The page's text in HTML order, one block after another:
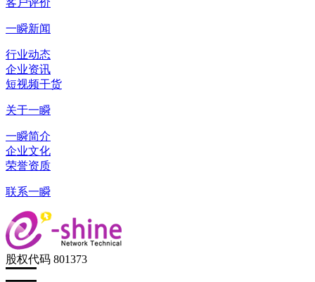
客户评价
一瞬新闻
行业动态
企业资讯
短视频干货
关于一瞬
一瞬简介
企业文化
荣誉资质
联系一瞬
股权代码 801373